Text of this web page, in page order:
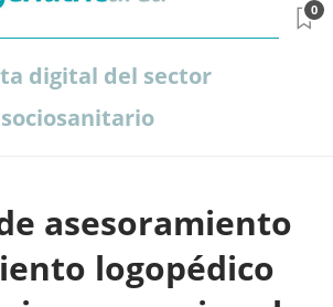
digital del sector
sociosanitario
0
asesoramiento
logopédico